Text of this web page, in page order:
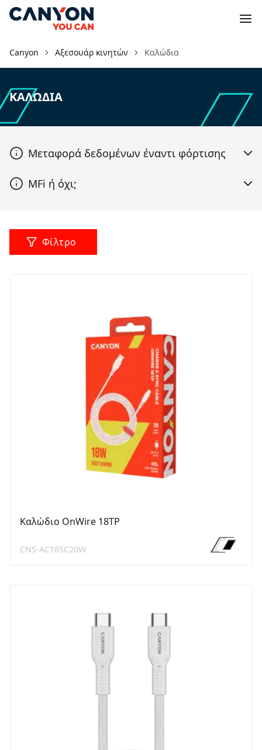
Canyon Αξεσουάρ κινητών Καλώδια
ΚΑΛΏΔΙΑ
Μεταφορά δεδομένων έναντι φόρτισης
MFi ή όχι;
Φίλτρο
Καλώδιο OnWire 18TP
CNS-AC18SC20W